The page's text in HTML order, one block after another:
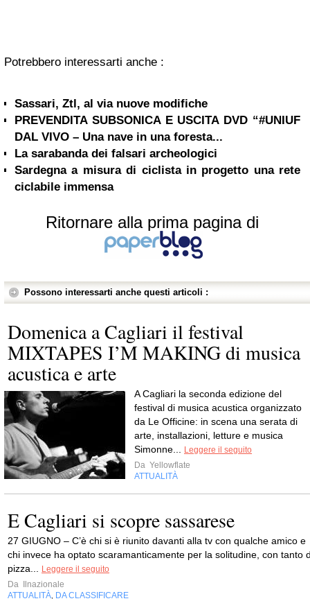
Potrebbero interessarti anche :
Sassari, Ztl, al via nuove modifiche
PREVENDITA SUBSONICA E USCITA DVD “#UNIUF
DAL VIVO – Una nave in una foresta...
La sarabanda dei falsari archeologici
Sardegna a misura di ciclista in progetto una rete
ciclabile immensa
Ritornare alla prima pagina di
Possono interessarti anche questi articoli :
Domenica a Cagliari il festival
MIXTAPES I’M MAKING di musica
acustica e arte
A Cagliari la seconda edizione del
festival di musica acustica organizzato
da Le Officine: in scena una serata di
arte, installazioni, letture e musica
Simonne...
Leggere il seguito
Da Yellowflate
ATTUALITÀ
E Cagliari si scopre sassarese
27 GIUGNO – C’è chi si è riunito davanti alla tv con qualche amico e
chi invece ha optato scaramanticamente per la solitudine, con tanto
pizza...
Leggere il seguito
Da
Ilnazionale
ATTUALITÀ DA CLASSIFICARE